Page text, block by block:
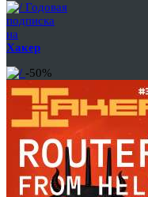
Годовая
подписка
на
Хакер
-50%